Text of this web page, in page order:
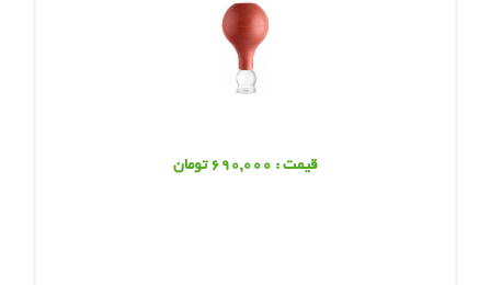
قیمت : 690,000 تومان